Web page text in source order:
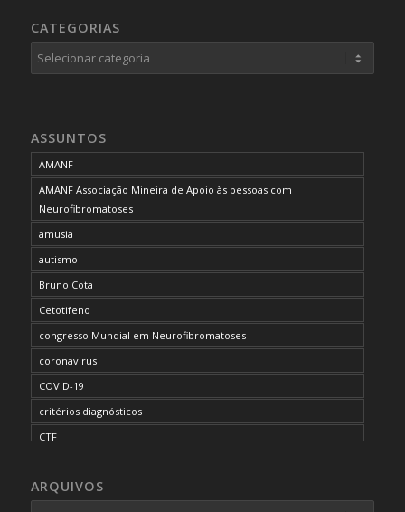
CATEGORIAS
Categorias
ASSUNTOS
AMANF
AMANF Associação Mineira de Apoio às pessoas com
Neurofibromatoses
amusia
autismo
Bruno Cota
Cetotifeno
congresso Mundial em Neurofibromatoses
coronavirus
COVID-19
critérios diagnósticos
CTF
desordem do processamento auditivo
ARQUIVOS